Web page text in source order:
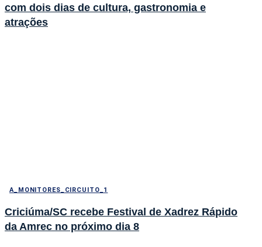
com dois dias de cultura, gastronomia e
atrações
A_MONITORES_CIRCUITO_1
Criciúma/SC recebe Festival de Xadrez Rápido
da Amrec no próximo dia 8